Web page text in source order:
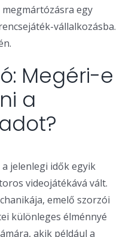
egy
vállalkozásba.
Megéri-e
a
a jelenlegi idők egyik
videojátékává vált.
emelő szorzói
különleges élménnyé
akik például a